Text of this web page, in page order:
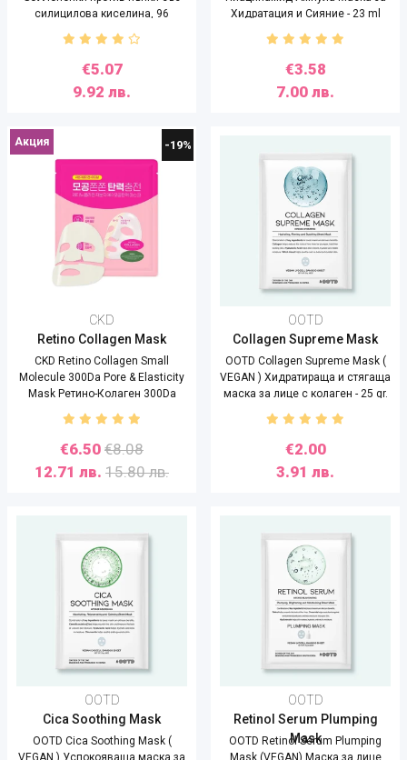
силицилова киселина, 96
бройки
€5.07
9.92 лв.
Хидратация и Сияние - 23 ml
€3.58
7.00 лв.
-19%
Акция
CKD
Retino Collagen Mask
CKD Retino Collagen Small
Molecule 300Da Pore & Elasticity
Mask Ретино-Колаген 300Da
Aбсорбираща хидрогел маска с
ефект Стъклена кожа - 31 gr.
€6.50 €8.08
12.71 лв. 15.80 лв.
OOTD
Collagen Supreme Mask
OOTD Collagen Supreme Mask (
VEGAN ) Хидратираща и стягаща
маска за лице с колаген - 25 gr.
€2.00
3.91 лв.
OOTD
Cica Soothing Mask
OOTD Cica Soothing Mask (
VEGAN ) Успокояваща маска за
OOTD
Retinol Serum Plumping
Mask
OOTD Retinol Serum Plumping
Mask (VEGAN) Маска за лице